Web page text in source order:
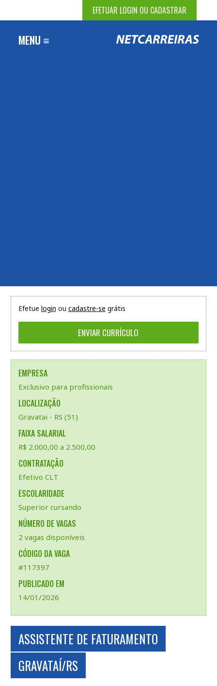
EFETUAR LOGIN OU CADASTRAR
MENU ≡
Efetue login ou cadastre-se grátis
EMPRESA
Exclusivo para profissionais
LOCALIZAÇÃO
Gravatai - RS (51)
FAIXA SALARIAL
R$ 2.000,00 a 2.500,00
CONTRATAÇÃO
Efetivo CLT
ESCOLARIDADE
Superior cursando
NÚMERO DE VAGAS
2 vagas disponíveis
CÓDIGO DA VAGA
#117397
PUBLICADO EM
14/01/2026
ASSISTENTE DE FATURAMENTO
GRAVATAÍ/RS